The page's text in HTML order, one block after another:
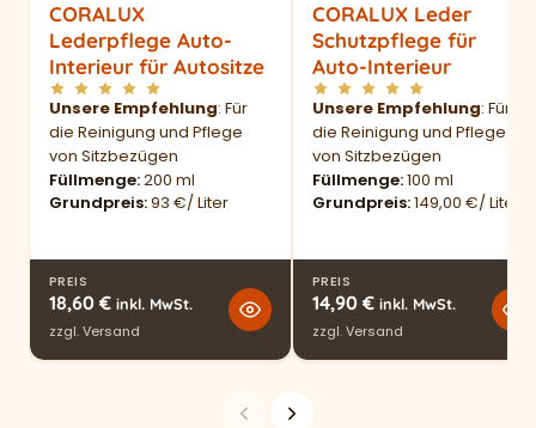
CORALUX
Lederpflege Auto-
Interieur für Autositze
Unsere Empfehlung: Für
die Reinigung und Pflege
von Sitzbezügen
Füllmenge 200 ml
Grundpreis 93 €/ Liter
PREIS
18,60 € inkl. MwSt.
zzgl.Versand
CORALUX Leder
Schutzpflege für
Auto-Interieur
Unsere Empfehlung: Für
die Reinigung und Pflege
von Sitzbezügen
Füllmenge 100 ml
Grundpreis 149,00 €/ Liter
PREIS
14,90 € inkl. MwSt.
zzgl.Versand